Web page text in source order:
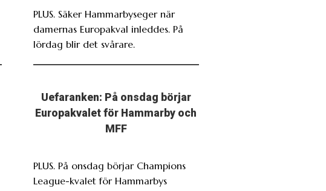
PLUS. Säker Hammarbyseger när
damernas Europakval inleddes. På
lördag blir det svårare.
Uefaranken: På onsdag börjar
Europakvalet för Hammarby och
MFF
PLUS. På onsdag börjar Champions
League-kvalet för Hammarbys